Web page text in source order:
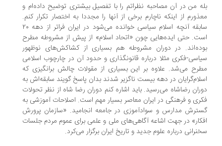
من در آن مصاحبه نظراتم را با تفصیل بیشتری توضیح داده‌ام و
از اینکه ناچارم برخی از آنها را مجددا به اختصار تکرار کنم.
سابقه آنچه اسلام سیاسی خوانده می‌شود در ایران فراتر از دهه ۲۰
حتی ایده‌هایی چون «اتحاد اسلام» از پیش از مشروطه مطرح
در دوران مشروطه هم بسیاری از کشاکش‌های نوظهور
فکری مثلا درباره قانونگذاری و حدود آن در چارچوب اسلامی
می‌شد. علاوه بر این بسیاری از مقولات چالش برانگیزی که
در دهه بیست ناگزیر شدند بدان پاسخ گویند سابقه‌‌اش به
رضاشاه می‌رسید. باید اشاره کنم دوران رضا شاه از نظر تحولات
و فرهنگی در ایران معاصر بسیار مهم است. اصلاحات آموزشی به
مدارس و سوادآموزی در جامعه انجامید. «سازمان پرورش
در جهت اشاعه آگاهی‌های ملی و علمی برای عموم مردم جلسات
درباره علوم جدید و تاریخ ایران برگزار می‌کرد.